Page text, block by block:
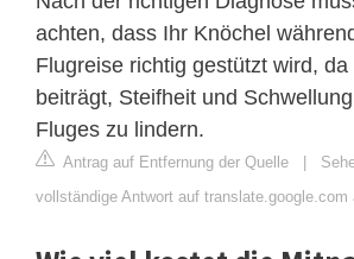
achten, dass Ihr Knöchel
Flugreise richtig gestützt wird, da
beiträgt, Steifheit und
Fluges zu lindern.
Antrag auf Entfernung der Quelle |
vollständige Antwort auf translate.google.com